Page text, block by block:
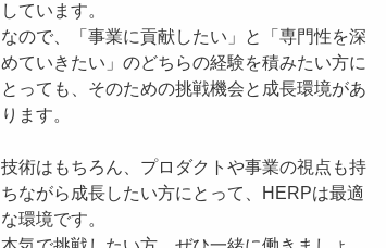
しています。
なので、「事業に貢献したい」と「専門性を深
めていきたい」のどちらの経験を積みたい方に
とっても、そのための挑戦機会と成長環境があ
ります。
技術はもちろん、プロダクトや事業の視点も持
ちながら成長したい方にとって、HERPは最適
な環境です。